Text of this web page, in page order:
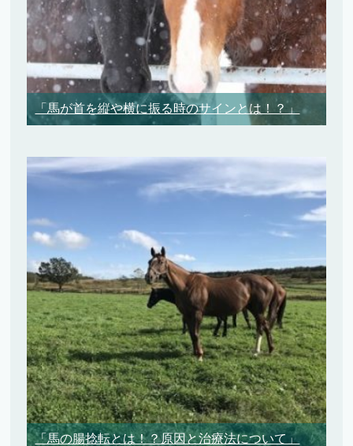
「馬が首を縦や横に振る時のサインとは！？」
「馬の腸捻転とは！？原因と治療法について」